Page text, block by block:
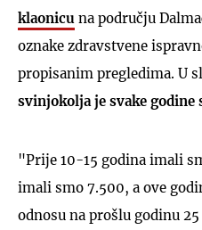
klaonicu na području
oznake zdravstvene
propisanim pregledima. U
svinjokolja je svake godine
"Prije 10-15 godina imali
imali smo 7.500, a ove
odnosu na prošlu godinu